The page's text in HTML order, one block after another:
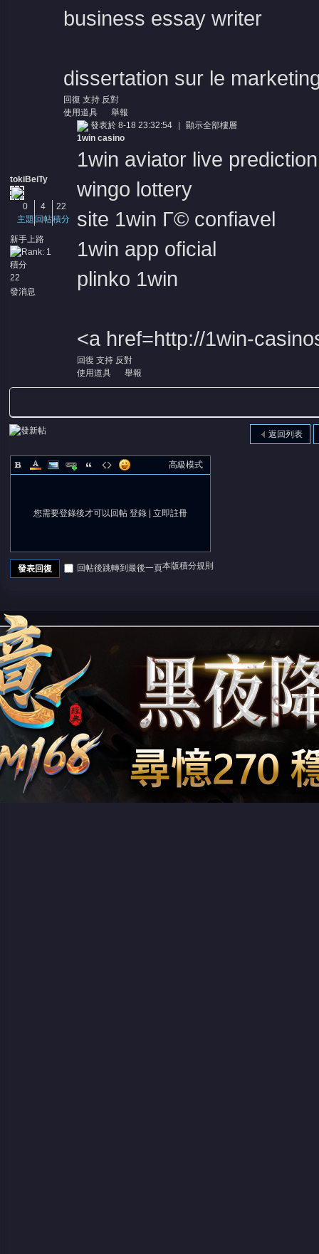
business essay writer
dissertation sur le
回復 支持 反對
使用道具
舉報
tokiBeiTy
0
主題
4
回帖
22
積分
新手上路
積分
22
發消息
發表於 8-18 23:32:54
顯示全部樓層
1win casino
1win aviator live prediction
wingo lottery
site 1win Г© confiavel
1win app oficial
plinko 1win
<a href=http://1win-
回復 支持 反對
使用道具
舉報
返回列表
高級模式
您需要登錄後才可以回帖 登錄| 立即註冊
本版積分規則
發表回復 回帖後跳轉到最後一頁